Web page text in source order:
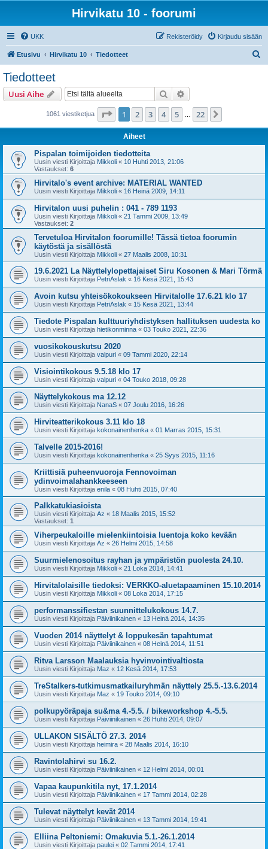
Hirvikatu 10 - foorumi
UKK Kirjaudu sisään
Rekisteröidy
Etusivu Hirvikatu 10 Tiedotteet
Tiedotteet
Uusi Aihe Etsi
1061 viestiketjua Sivu /22
1 2 3 4 5 22
Aiheet
Pispalan toimijoiden tiedotteita
Uusin viesti Kirjoittaja Mikkoli « 10 Huhti 2013, 21:06
Vastaukset: 6
Hirvitalo's event archive: MATERIAL WANTED
Uusin viesti Kirjoittaja Mikkoli « 16 Heinä 2009, 14:11
Hirvitalon uusi puhelin : 041 - 789 1193
Uusin viesti Kirjoittaja Mikkoli « 21 Tammi 2009, 13:49
Vastaukset: 2
Tervetuloa Hirvitalon foorumille! Tässä tietoa foorumin
käytöstä ja sisällöstä
Uusin viesti Kirjoittaja Mikkoli « 27 Maalis 2008, 10:31
19.6.2021 La Näyttelylopettajaiset Siru Kosonen & Mari Törmä
Uusin viesti Kirjoittaja PetriAslak « 16 Kesä 2021, 15:43
Avoin kutsu yhteisökokoukseen Hirvitalolle 17.6.21 klo 17
Uusin viesti Kirjoittaja PetriAslak « 15 Kesä 2021, 13:44
Tiedote Pispalan kulttuuriyhdistyksen hallituksen uudesta ko
Uusin viesti Kirjoittaja hietikonminna « 03 Touko 2021, 22:36
vuosikokouskutsu 2020
Uusin viesti Kirjoittaja valpuri « 09 Tammi 2020, 22:14
Visiointikokous 9.5.18 klo 17
Uusin viesti Kirjoittaja valpuri « 04 Touko 2018, 09:28
Näyttelykokous ma 12.12
Uusin viesti Kirjoittaja NanaS « 07 Joulu 2016, 16:26
Hirviteatterikokous 3.11 klo 18
Uusin viesti Kirjoittaja kokonainenhenka « 01 Marras 2015, 15:31
Talvelle 2015-2016!
Uusin viesti Kirjoittaja kokonainenhenka « 25 Syys 2015, 11:16
Kriittisiä puheenvuoroja Fennovoiman
ydinvoimalahankkeeseen
Uusin viesti Kirjoittaja enila « 08 Huhti 2015, 07:40
Palkkatukiasioista
Uusin viesti Kirjoittaja Az « 18 Maalis 2015, 15:52
Vastaukset: 1
Viherpeukaloille mielenkiintoisia luentoja koko kevään
Uusin viesti Kirjoittaja Az « 26 Helmi 2015, 14:58
Suurmielenosoitus rayhan ja ympäristön puolesta 24.10.
Uusin viesti Kirjoittaja Mikkoli « 21 Loka 2014, 14:41
Hirvitalolaisille tiedoksi: VERKKO-aluetapaaminen 15.10.2014
Uusin viesti Kirjoittaja Mikkoli « 08 Loka 2014, 17:15
performanssifiestan suunnittelukokous 14.7.
Uusin viesti Kirjoittaja Päiviinikainen « 13 Heinä 2014, 14:35
Vuoden 2014 näyttelyt & loppukesän tapahtumat
Uusin viesti Kirjoittaja Päiviinikainen « 08 Heinä 2014, 11:51
Ritva Larsson Maalauksia hyvinvointivaltiosta
Uusin viesti Kirjoittaja Maz « 12 Kesä 2014, 17:53
TreStalkers-tutkimusmatkailuryhmän näyttely 25.5.-13.6.2014
Uusin viesti Kirjoittaja Maz « 19 Touko 2014, 09:10
polkupyöräpaja su&ma 4.-5.5. / bikeworkshop 4.-5.5.
Uusin viesti Kirjoittaja Päiviinikainen « 26 Huhti 2014, 09:07
ULLAKON SISÄLTÖ 27.3. 2014
Uusin viesti Kirjoittaja heimira « 28 Maalis 2014, 16:10
Ravintolahirvi su 16.2.
Uusin viesti Kirjoittaja Päiviinikainen « 12 Helmi 2014, 00:01
Vapaa kaupunkitila nyt, 17.1.2014
Uusin viesti Kirjoittaja Päiviinikainen « 17 Tammi 2014, 02:28
Tulevat näyttelyt kevät 2014
Uusin viesti Kirjoittaja Päiviinikainen « 13 Tammi 2014, 19:41
Elliina Peltoniemi: Omakuvia 5.1.-26.1.2014
Uusin viesti Kirjoittaja paulei « 02 Tammi 2014, 17:41